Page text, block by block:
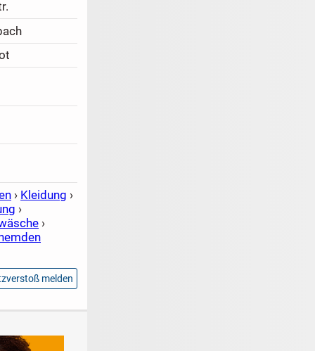
› Kleidung ›
›
›
melden